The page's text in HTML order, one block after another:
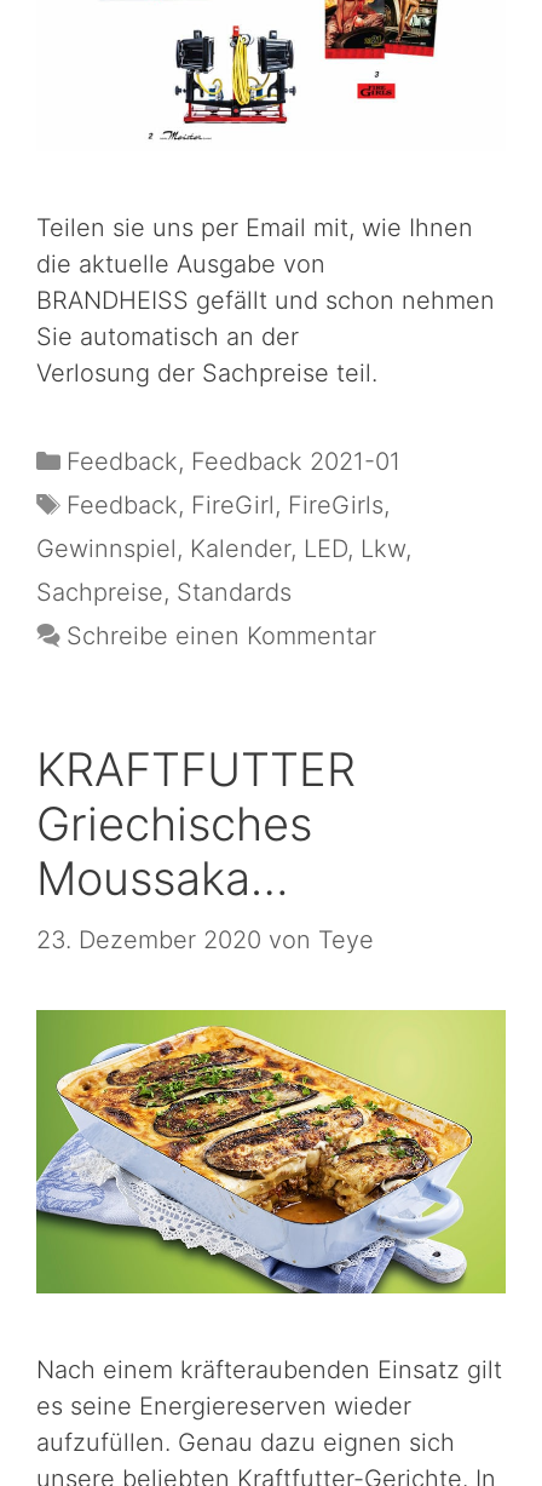
Teilen sie uns per Email mit, wie Ihnen
die aktuelle Ausgabe von
BRANDHEISS gefällt und schon nehmen
Sie automatisch an der
Verlosung der Sachpreise teil.
Feedback, Feedback 2021-01
Feedback, FireGirl, FireGirls,
Gewinnspiel, Kalender, LED, Lkw,
Sachpreise, Standards
Schreibe einen Kommentar
KRAFTFUTTER
Griechisches
Moussaka…
23. Dezember 2020 von Teye
Nach einem kräfteraubenden Einsatz gilt
es seine Energiereserven wieder
aufzufüllen. Genau dazu eignen sich
unsere beliebten Kraftfutter-Gerichte. In